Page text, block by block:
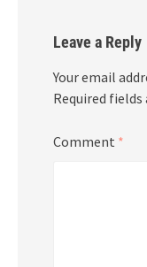
Leave a Reply
Your email
Required fields
Comment *